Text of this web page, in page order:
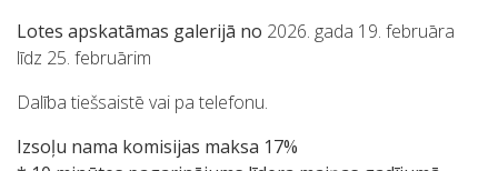
Lotes apskatāmas galerijā no 2026. gada 19. februāra
līdz 25. februārim
Dalība tiešsaistē vai pa telefonu.
Izsoļu nama komisijas maksa 17%